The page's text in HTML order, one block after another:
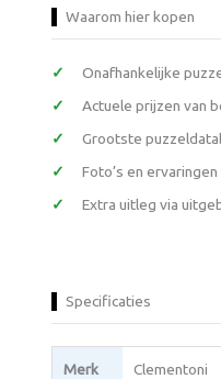
Waarom hier kopen
Onafhankelijke
Actuele prijzen van
Grootste
Foto’s en
Extra uitleg via
Specificaties
Merk Clementoni